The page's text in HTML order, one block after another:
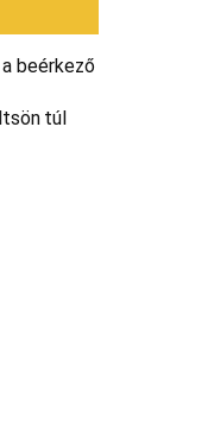
beérkező
túl